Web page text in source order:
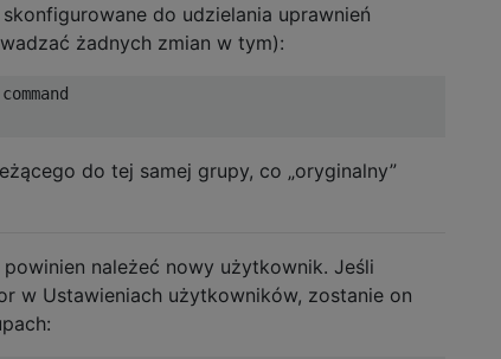
do udzielania uprawnień
żadnych zmian w tym):
do tej samej grupy, co „oryginalny”
należeć nowy użytkownik. Jeśli
w Ustawieniach użytkowników, zostanie on